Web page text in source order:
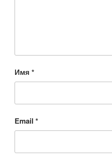
Имя *
Email *